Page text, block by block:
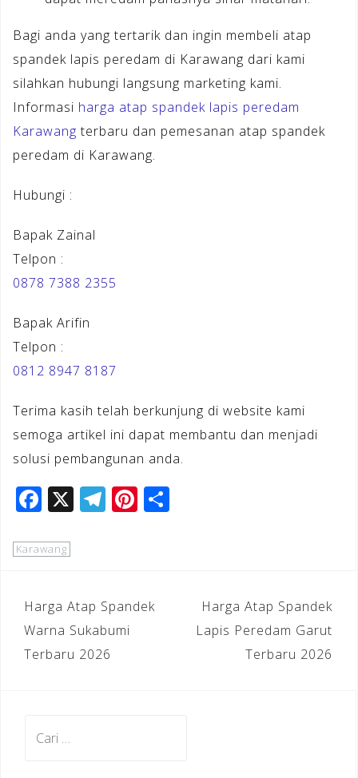
Bagi anda yang tertarik dan ingin membeli atap
spandek lapis peredam di Karawang dari kami
silahkan hubungi langsung marketing kami.
Informasi harga atap spandek lapis peredam
Karawang terbaru dan pemesanan atap spandek
peredam di Karawang.
Hubungi :
Bapak Zainal
Telpon :
0878 7388 2355
Bapak Arifin
Telpon :
0812 8947 8187
Terima kasih telah berkunjung di website kami
semoga artikel ini dapat membantu dan menjadi
solusi pembangunan anda.
F
c
b
o
o
X T
a
m
Pi
e
Karawang
Navigasi
pos
Harga Atap Spandek
Warna Sukabumi
Terbaru 2026
Harga Atap Spandek
Lapis Peredam Garut
Terbaru 2026